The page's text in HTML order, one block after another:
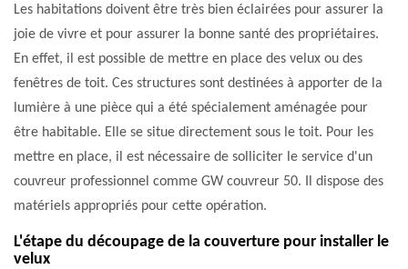
Les habitations doivent être très bien éclairées pour assurer la
joie de vivre et pour assurer la bonne santé des propriétaires.
En effet, il est possible de mettre en place des velux ou des
fenêtres de toit. Ces structures sont destinées à apporter de la
lumière à une pièce qui a été spécialement aménagée pour
être habitable. Elle se situe directement sous le toit. Pour les
mettre en place, il est nécessaire de solliciter le service d'un
couvreur professionnel comme GW couvreur 50. Il dispose des
matériels appropriés pour cette opération.
L'étape du découpage de la couverture pour installer le
velux